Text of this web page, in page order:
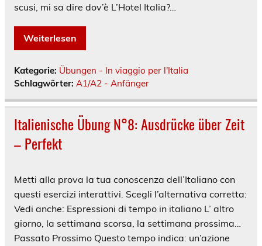
scusi, mi sa dire dov’è L’Hotel Italia?…
Weiterlesen
Kategorie: Übungen - In viaggio per l'Italia
Schlagwörter: A1/A2 - Anfänger
Italienische Übung N°8: Ausdrücke über Zeit
– Perfekt
Metti alla prova la tua conoscenza dell’Italiano con
questi esercizi interattivi. Scegli l’alternativa corretta:
Vedi anche: Espressioni di tempo in italiano L’ altro
giorno, la settimana scorsa, la settimana prossima…
Passato Prossimo Questo tempo indica: un’azione